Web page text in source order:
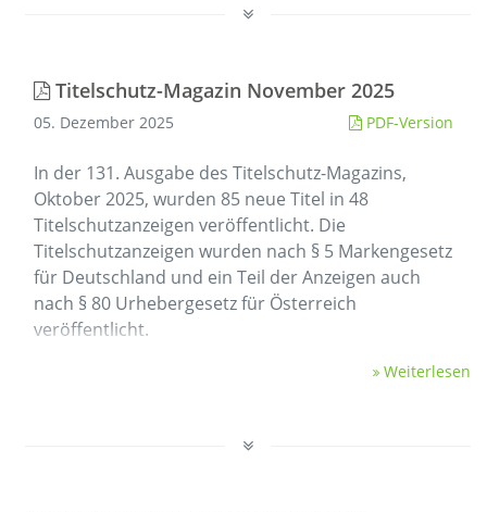
Titelschutz-Magazin November 2025
05. Dezember 2025 PDF-Version
In der 131. Ausgabe des Titelschutz-Magazins,
Oktober 2025, wurden 85 neue Titel in 48
Titelschutzanzeigen veröffentlicht. Die
Titelschutzanzeigen wurden nach § 5 Markengesetz
für Deutschland und ein Teil der Anzeigen auch
nach § 80 Urhebergesetz für Österreich
veröffentlicht.
Weiterlesen